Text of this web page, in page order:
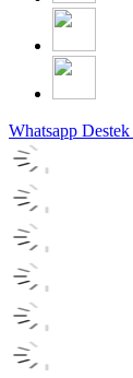
Whatsapp Destek